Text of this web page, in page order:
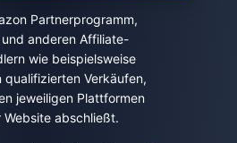
Partnerprogramm,
anderen Affiliate-
wie beispielsweise
qualifizierten Verkäufen,
jeweiligen Plattformen
Website abschließt.